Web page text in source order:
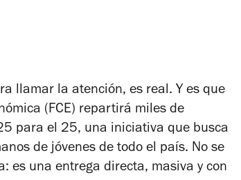
llamar la atención, es real. Y es que
(FCE) repartirá miles de
para el 25, una iniciativa que busca
de jóvenes de todo el país. No se
es una entrega directa, masiva y con